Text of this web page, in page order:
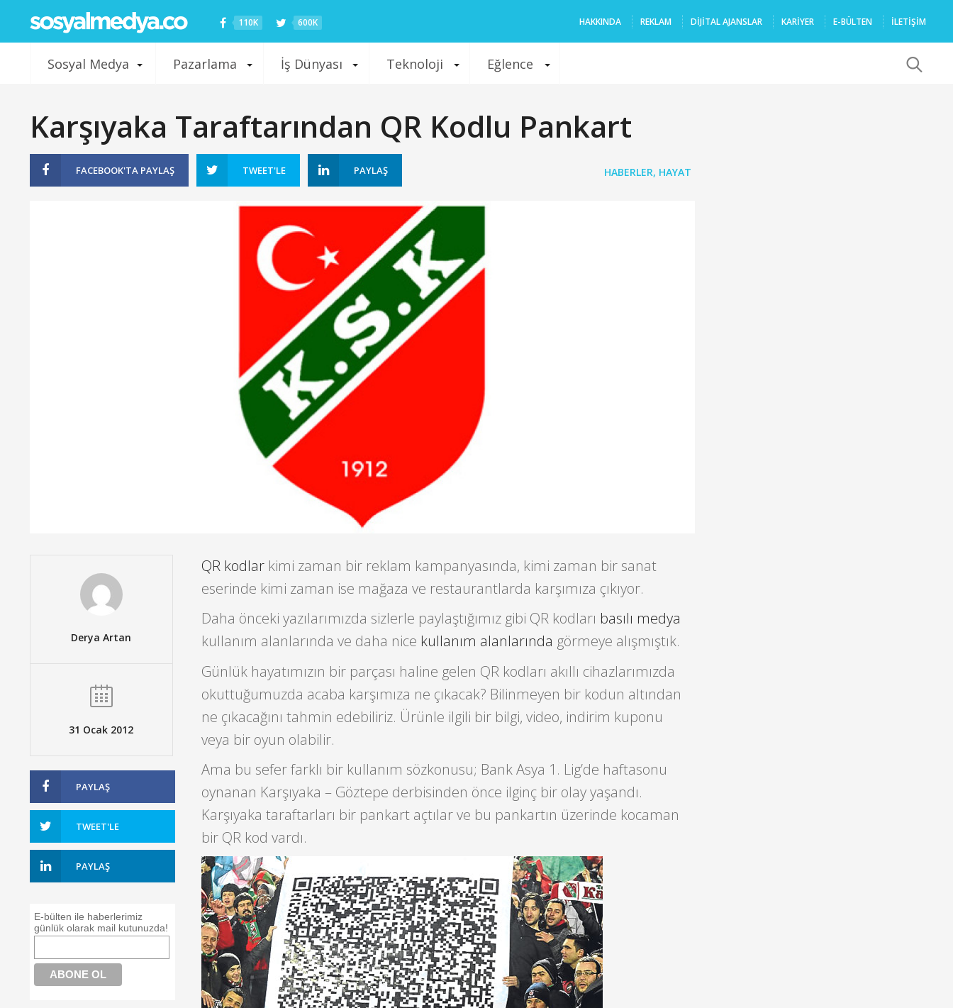
110K 600K HAKKINDA REKLAM DIJITAL AJANSLAR KARIYER E-BÜLTEN İLETİŞİM
Sosyal Medya Pazarlama İş Dünyası Teknoloji Eğlence
Karşıyaka Taraftarından QR Kodlu Pankart
FACEBOOK'TA PAYLAŞ TWEET'LE PAYLAŞ HABERLER, HAYAT
Derya Artan
31 Ocak 2012
PAYLAŞ
TWEET'LE
PAYLAŞ
E-bülten ile haberlerimiz
günlük olarak mail kutunuzda!
QR kodlarkimi zaman bir reklam kampanyasında, kimi zaman bir sanat
eserinde kimi zaman ise mağaza ve restaurantlarda karşımıza çıkıyor.
Daha önceki yazılarımızda sizlerle paylaştığımız gibi QR kodları basılı medya
kullanım alanlarında ve daha nice kullanım alanlarında görmeye alışmıştık.
Günlük hayatımızın bir parçası haline gelen QR kodları akıllı cihazlarımızda
okuttuğumuzda acaba karşımıza ne çıkacak? Bilinmeyen bir kodun altından
ne çıkacağını tahmin edebiliriz. Ürünle ilgili bir bilgi, video, indirim kuponu
veya bir oyun olabilir.
Ama bu sefer farklı bir kullanım sözkonusu; Bank Asya 1. Lig’de haftasonu
oynanan Karşıyaka – Göztepe derbisinden önce ilginç bir olay yaşandı.
Karşıyaka taraftarları bir pankart açtılar ve bu pankartın üzerinde kocaman
bir QR kod vardı.